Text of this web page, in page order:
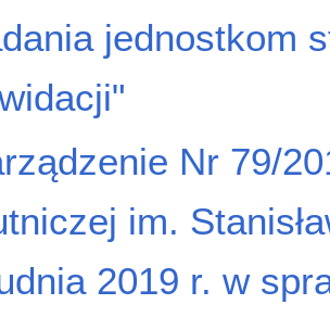
jednostkom
Nr 79/
im.
2019 r. w